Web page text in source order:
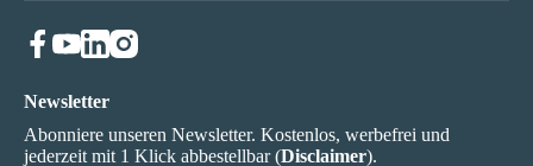
Newsletter
Abonniere unseren Newsletter. Kostenlos, werbefrei und
jederzeit mit 1 Klick abbestellbar (Disclaimer).